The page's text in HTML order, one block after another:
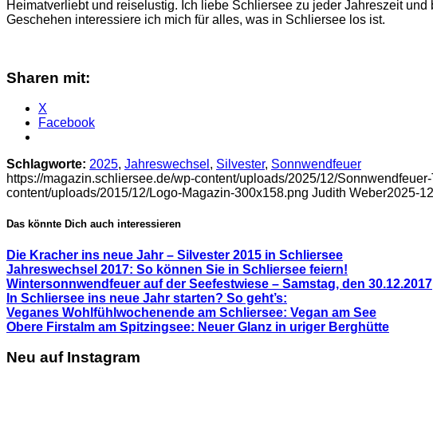
Heimatverliebt und reiselustig. Ich liebe Schliersee zu jeder Jahreszeit
Geschehen interessiere ich mich für alles, was in Schliersee los ist.
Sharen mit:
X
Facebook
Schlagworte: 2025, Jahreswechsel , Silvester, Sonnwendfeuer
https://magazin.schliersee.de/wp-content/uploads/2025/12/
content/uploads/2015/12/Logo-Magazin-300x158.png Judith Weber2025-
Das könnte Dich auch interessieren
Die Kracher ins neue Jahr – Silvester 2015 in Schliersee
Jahreswechsel 2017: So können Sie in Schliersee feiern!
Wintersonnwendfeuer auf der Seefestwiese – Samstag, den 30.12.2017
In Schliersee ins neue Jahr starten? So geht’s:
Veganes Wohlfühlwochenende am Schliersee: Vegan am See
Obere Firstalm am Spitzingsee: Neuer Glanz in uriger Berghütte
Neu auf Instagram